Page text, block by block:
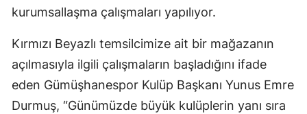
Hakkari
Hatay
Isparta
Mersin
kurumsallaşma çalışmaları yapılıyor.
Kırmızı Beyazlı temsilcimize ait bir mağazanın
açılmasıyla ilgili çalışmaların başladığını ifade
eden Gümüşhanespor Kulüp Başkanı Yunus Emre
Durmuş, “Günümüzde büyük kulüplerin yanı sıra